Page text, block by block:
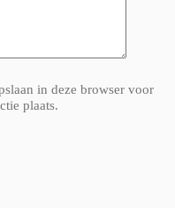
in deze browser voor
plaats.